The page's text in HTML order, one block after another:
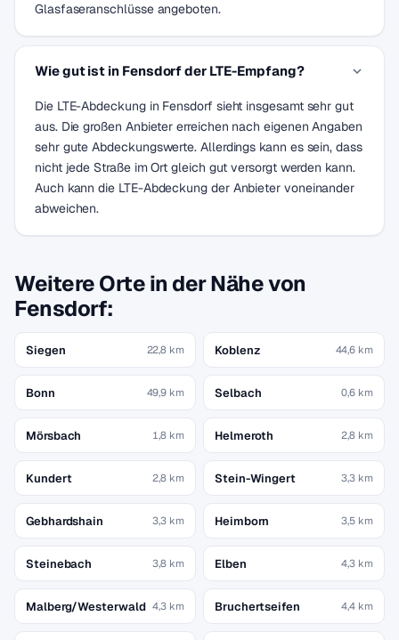
Glasfaseranschlüsse angeboten.
Wie gut ist in Fensdorf der LTE-Empfang?
Die LTE-Abdeckung in Fensdorf sieht insgesamt sehr gut
aus. Die großen Anbieter erreichen nach eigenen Angaben
sehr gute Abdeckungswerte. Allerdings kann es sein, dass
nicht jede Straße im Ort gleich gut versorgt werden kann.
Auch kann die LTE-Abdeckung der Anbieter voneinander
abweichen.
Weitere Orte in der Nähe von
Fensdorf:
Siegen 22,8 km Koblenz 44,6 km
Bonn 49,9 km Selbach 0,6 km
Mörsbach 1,8 km Helmeroth 2,8 km
Kundert 2,8 km Stein-Wingert 3,3 km
Gebhardshain 3,3 km Heimborn 3,5 km
Steinebach 3,8 km Elben 4,3 km
Malberg/Westerwald 4,3 km Bruchertseifen 4,4 km